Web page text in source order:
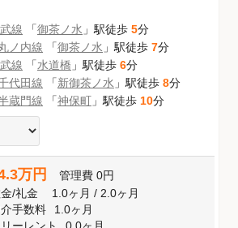
線 「御茶ノ水 」駅徒歩 5分
ノ内線 「御茶ノ水 」駅徒歩 7分
線 「水道橋 」駅徒歩 6分
代田線 「新御茶ノ水 」駅徒歩 8分
蔵門線 「神保町 」駅徒歩 10分
万円 管理費 0円
/礼金 1.0ヶ月/ 2.0ヶ月
手数料
1.0ヶ月
ーレント
0.0ヶ月